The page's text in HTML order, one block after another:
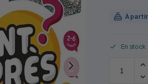
À partir
En stock